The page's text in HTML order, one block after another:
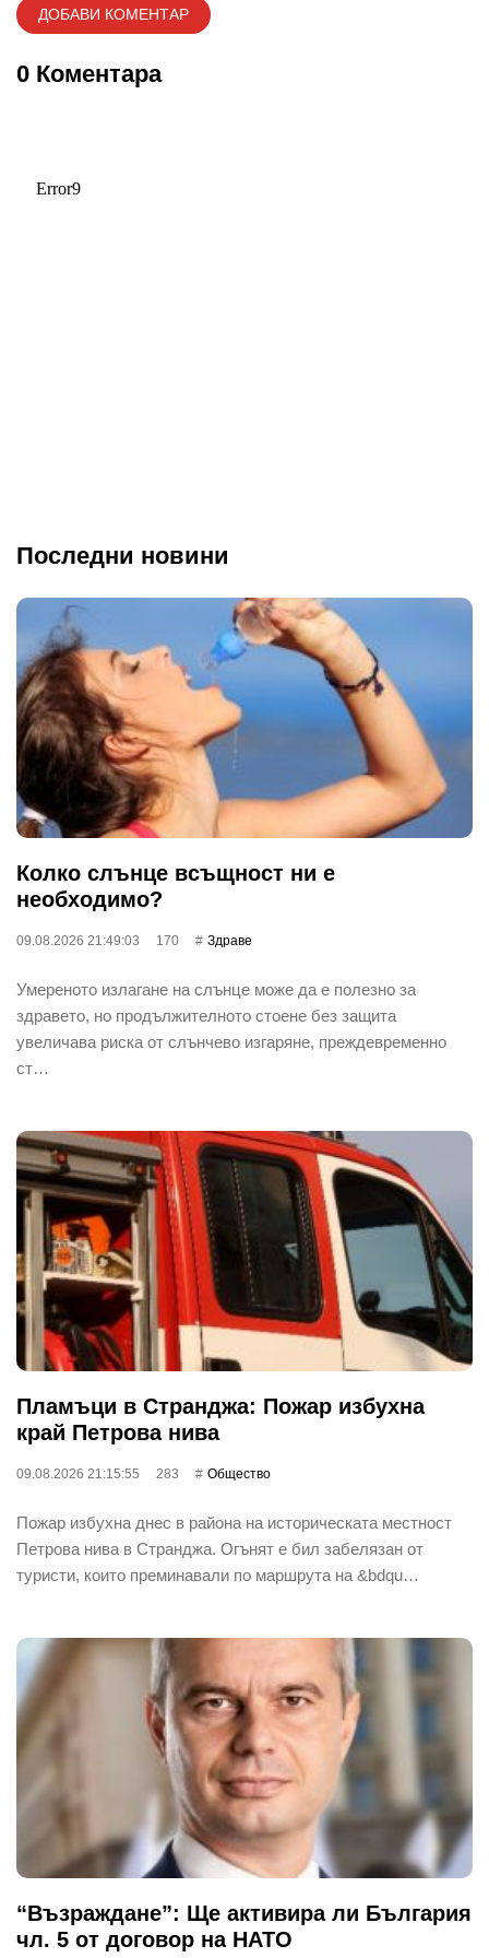
0 Коментара
Последни новини
Колко слънце всъщност ни е
необходимо?
09.08.2026 21:49:03 170 Здраве
Умереното излагане на слънце може да е полезно за
здравето, но продължителното стоене без защита
увеличава риска от слънчево изгаряне, преждевременно
ст…
Пламъци в Странджа: Пожар избухна
край Петрова нива
09.08.2026 21:15:55 283 Общество
Пожар избухна днес в района на историческата местност
Петрова нива в Странджа. Огънят е бил забелязан от
туристи, които преминавали по маршрута на &bdqu…
“Възраждане”: Ще активира ли България
чл. 5 от договор на НАТО